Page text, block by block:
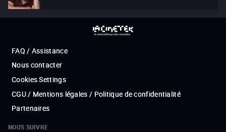
FAQ / Assistance
Nous contacter
Cookies Settings
CGU / Mentions légales / Politique de confidentialité
Partenaires
NOUS SUIVRE